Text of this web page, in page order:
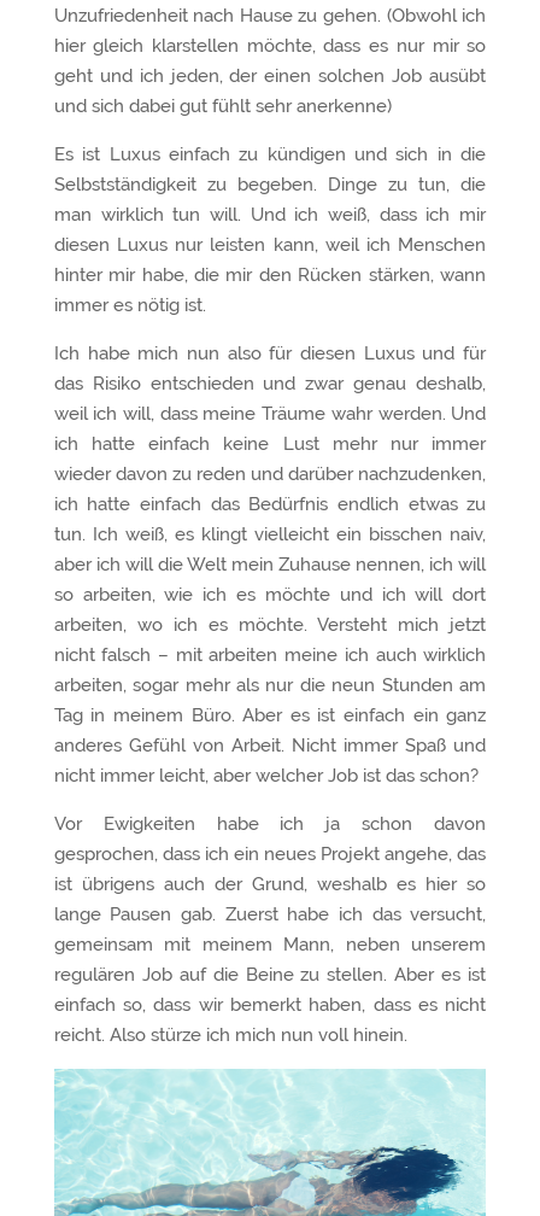
Unzufriedenheit nach Hause zu gehen. (Obwohl ich
hier gleich klarstellen möchte, dass es nur mir so
geht und ich jeden, der einen solchen Job ausübt
und sich dabei gut fühlt sehr anerkenne)
Es ist Luxus einfach zu kündigen und sich in die
Selbstständigkeit zu begeben. Dinge zu tun, die
man wirklich tun will. Und ich weiß, dass ich mir
diesen Luxus nur leisten kann, weil ich Menschen
hinter mir habe, die mir den Rücken stärken, wann
immer es nötig ist.
Ich habe mich nun also für diesen Luxus und für
das Risiko entschieden und zwar genau deshalb,
weil ich will, dass meine Träume wahr werden. Und
ich hatte einfach keine Lust mehr nur immer
wieder davon zu reden und darüber nachzudenken,
ich hatte einfach das Bedürfnis endlich etwas zu
tun. Ich weiß, es klingt vielleicht ein bisschen naiv,
aber ich will die Welt mein Zuhause nennen, ich will
so arbeiten, wie ich es möchte und ich will dort
arbeiten, wo ich es möchte. Versteht mich jetzt
nicht falsch – mit arbeiten meine ich auch wirklich
arbeiten, sogar mehr als nur die neun Stunden am
Tag in meinem Büro. Aber es ist einfach ein ganz
anderes Gefühl von Arbeit. Nicht immer Spaß und
nicht immer leicht, aber welcher Job ist das schon?
Vor Ewigkeiten habe ich ja schon davon
gesprochen, dass ich ein neues Projekt angehe, das
ist übrigens auch der Grund, weshalb es hier so
lange Pausen gab. Zuerst habe ich das versucht,
gemeinsam mit meinem Mann, neben unserem
regulären Job auf die Beine zu stellen. Aber es ist
einfach so, dass wir bemerkt haben, dass es nicht
reicht. Also stürze ich mich nun voll hinein.